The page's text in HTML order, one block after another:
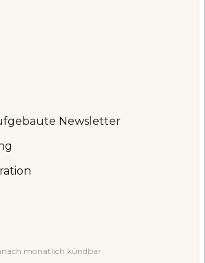
Newsletter
monatlich kündbar